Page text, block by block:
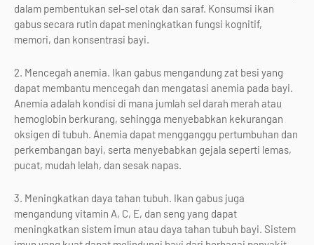
dalam pembentukan sel-sel otak dan saraf. Konsumsi ikan
gabus secara rutin dapat meningkatkan fungsi kognitif,
memori, dan konsentrasi bayi.
2. Mencegah anemia. Ikan gabus mengandung zat besi yang
dapat membantu mencegah dan mengatasi anemia pada bayi.
Anemia adalah kondisi di mana jumlah sel darah merah atau
hemoglobin berkurang, sehingga menyebabkan kekurangan
oksigen di tubuh. Anemia dapat mengganggu pertumbuhan dan
perkembangan bayi, serta menyebabkan gejala seperti lemas,
pucat, mudah lelah, dan sesak napas.
3. Meningkatkan daya tahan tubuh. Ikan gabus juga
mengandung vitamin A, C, E, dan seng yang dapat
meningkatkan sistem imun atau daya tahan tubuh bayi. Sistem